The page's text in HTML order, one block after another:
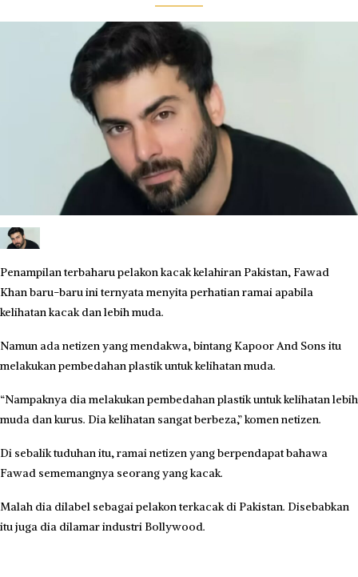
Penampilan terbaharu pelakon kacak kelahiran Pakistan, Fawad
Khan baru-baru ini ternyata menyita perhatian ramai apabila
kelihatan kacak dan lebih muda.
Namun ada netizen yang mendakwa, bintang Kapoor And Sons itu
melakukan pembedahan plastik untuk kelihatan muda.
“Nampaknya dia melakukan pembedahan plastik untuk kelihatan lebih
muda dan kurus. Dia kelihatan sangat berbeza,” komen netizen.
Di sebalik tuduhan itu, ramai netizen yang berpendapat bahawa
Fawad sememangnya seorang yang kacak.
Malah dia dilabel sebagai pelakon terkacak di Pakistan. Disebabkan
itu juga dia dilamar industri Bollywood.